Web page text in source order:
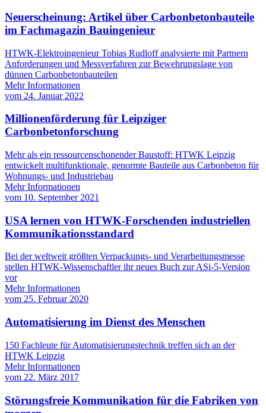
Neuerscheinung: Artikel über Carbonbetonbauteile
im Fachmagazin Bauingenieur
HTWK-Elektroingenieur Tobias Rudloff analysierte mit Partnern
Anforderungen und Messverfahren zur Bewehrungslage von
dünnen Carbonbetonbauteilen
Mehr Informationen
vom 24. Januar 2022
Millionenförderung für Leipziger
Carbonbetonforschung
Mehr als ein ressourcenschonender Baustoff: HTWK Leipzig
entwickelt multifunktionale, genormte Bauteile aus Carbonbeton für
Wohnungs- und Industriebau
Mehr Informationen
vom 10. September 2021
USA lernen von HTWK-Forschenden industriellen
Kommunikationsstandard
Bei der weltweit größten Verpackungs- und Verarbeitungsmesse
stellen HTWK-Wissenschaftler ihr neues Buch zur ASi-5-Version
vor
Mehr Informationen
vom 25. Februar 2020
Automatisierung im Dienst des Menschen
150 Fachleute für Automatisierungstechnik treffen sich an der
HTWK Leipzig
Mehr Informationen
vom 22. März 2017
Störungsfreie Kommunikation für die Fabriken von